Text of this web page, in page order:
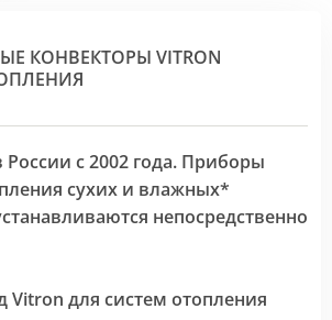
КОНВЕКТОРЫ VITRON
России с 2002 года. Приборы
сухих и влажных*
непосредственно
для систем отопления